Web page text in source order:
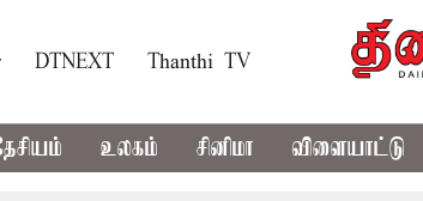
DTNEXT Thanthi TV
உலகம் சினிமா விளையாட்டு